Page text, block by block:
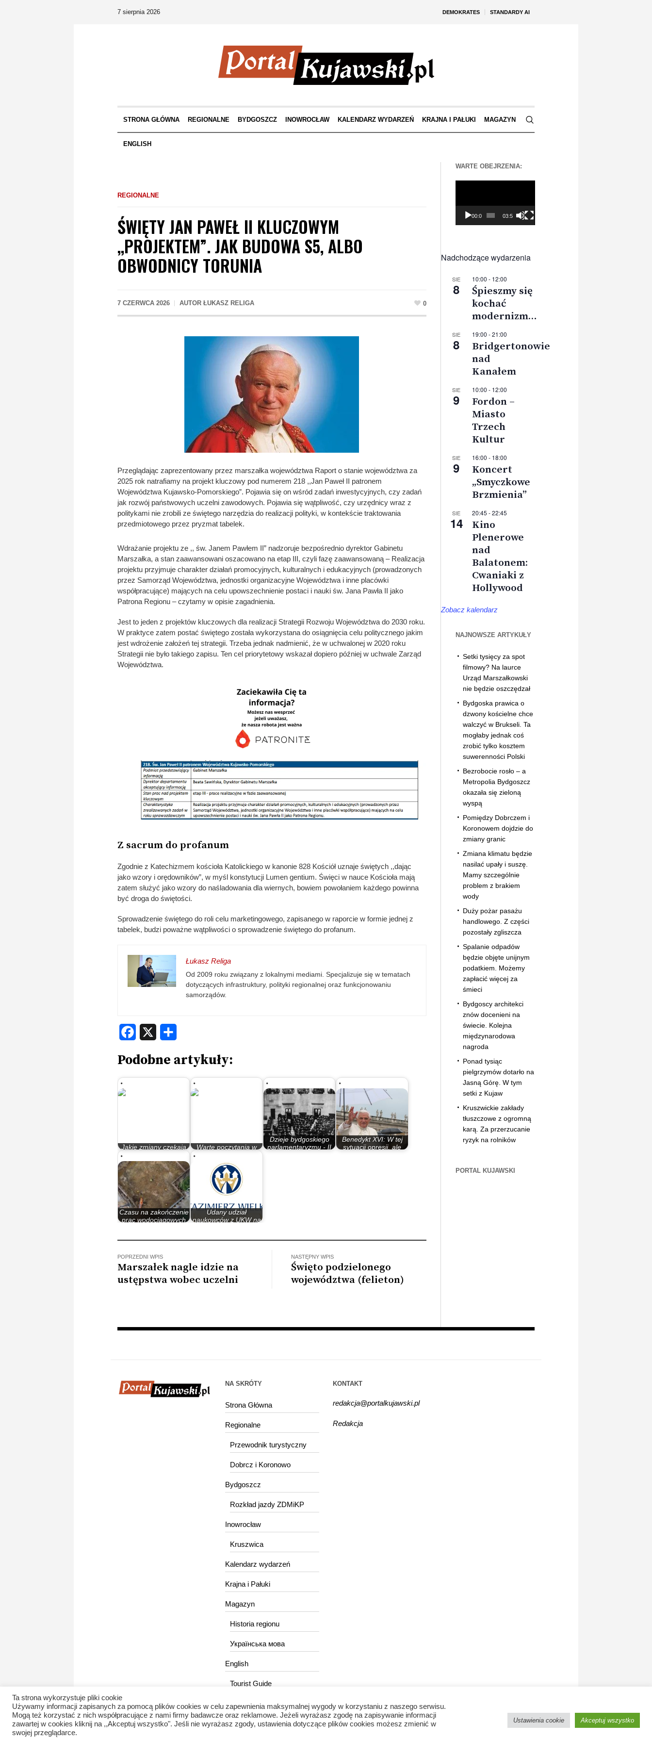
DEMOKRATES STANDARDY AI
7 sierpnia 2026
STRONA GŁÓWNA REGIONALNE BYDGOSZCZ INOWROCŁAW KALENDARZ WYDARZEŃ KRAJNA I PAŁUKI MAGAZYN
ENGLISH
REGIONALNE
ŚWIĘTY JAN PAWEŁ II KLUCZOWYM
,,PROJEKTEM”. JAK BUDOWA S5, ALBO
OBWODNICY TORUNIA
7 CZERWCA 2026 AUTOR ŁUKASZ RELIGA 0
Przeglądając zaprezentowany przez marszałka województwa Raport o stanie województwa za
2025 rok natrafiamy na projekt kluczowy pod numerem 218 ,,Jan Paweł II patronem
Województwa Kujawsko-Pomorskiego”. Pojawia się on wśród zadań inwestycyjnych, czy zadań
jak rozwój państwowych uczelni zawodowych. Pojawia się wątpliwość, czy urzędnicy wraz z
politykami nie zrobili ze świętego narzędzia do realizacji polityki, w kontekście traktowania
przedmiotowego przez pryzmat tabelek.
Wdrażanie projektu ze ,, św. Janem Pawłem II” nadzoruje bezpośrednio dyrektor Gabinetu
Marszałka, a stan zaawansowani oszacowano na etap III, czyli fazę zaawansowaną – Realizacja
projektu przyjmuje charakter działań promocyjnych, kulturalnych i edukacyjnych (prowadzonych
przez Samorząd Województwa, jednostki organizacyjne Województwa i inne placówki
współpracujące) mających na celu upowszechnienie postaci i nauki św. Jana Pawła II jako
Patrona Regionu – czytamy w opisie zagadnienia.
Jest to jeden z projektów kluczowych dla realizacji Strategii Rozwoju Województwa do 2030 roku.
W praktyce zatem postać świętego została wykorzystana do osiągnięcia celu politycznego jakim
jest wdrożenie założeń tej strategii. Trzeba jednak nadmienić, że w uchwalonej w 2020 roku
Strategii nie było takiego zapisu. Ten cel priorytetowy wskazał dopiero później w uchwale Zarząd
Województwa.
Z sacrum do profanum
Zgodnie z Katechizmem kościoła Katolickiego w kanonie 828 Kościół uznaje świętych ,,dając
jako wzory i orędowników”, w myśl konstytucji Lumen gentium. Święci w nauce Kościoła mają
zatem służyć jako wzory do naśladowania dla wiernych, bowiem powołaniem każdego powinna
być droga do świętości.
Sprowadzenie świętego do roli celu marketingowego, zapisanego w raporcie w formie jednej z
tabelek, budzi poważne wątpliwości o sprowadzenie świętego do profanum.
Łukasz Religa
Od 2009 roku związany z lokalnymi mediami. Specjalizuje się w tematach
dotyczących infrastruktury, polityki regionalnej oraz funkcjonowaniu
samorządów.
Facebook
Podobne artykuły:
Jakie zmiany czekają
Warte poczytania w
jubileuszu 1050-lecia
Dzieje bydgoskiego
parlamentaryzmu - II
Benedykt XVI: W tej
sytuacji opresji, ale
Czasu na zakończenie
prac wodociągowych
Udany udział
naukowców z UKW na
POPRZEDNI WPIS
Marszałek nagle idzie na
ustępstwa wobec uczelni
NASTĘPNY WPIS
Święto podzielonego
województwa (felieton)
WARTE OBEJRZENIA:
00:00 03:56
Nadchodzące wydarzenia
SIE
8
10:00 - 12:00
Śpieszmy się
kochać
modernizm…
SIE
8
19:00 -21:00
Bridgertonowie
nad
Kanałem
SIE
9
10:00 - 12:00
Fordon –
Miasto
Trzech
Kultur
SIE
9
16:00 - 18:00
Koncert
„Smyczkowe
Brzmienia”
SIE
14
20:45 -22:45
Kino
Plenerowe
nad
Balatonem:
Cwaniaki z
Hollywood
Zobacz kalendarz
NAJNOWSZE ARTYKUŁY
Setki tysięcy za spot
filmowy? Na laurce
Urząd Marszałkowski
nie będzie oszczędzał
Bydgoska prawica o
dzwony kościelne chce
walczyć w Brukseli. Ta
mogłaby jednak coś
zrobić tylko kosztem
suwerenności Polski
Bezrobocie rosło – a
Metropolia Bydgoszcz
okazała się zieloną
wyspą
Pomiędzy Dobrczem i
Koronowem dojdzie do
zmiany granic
Zmiana klimatu będzie
nasilać upały i suszę.
Mamy szczególnie
problem z brakiem
wody
Duży pożar pasażu
handlowego. Z części
pozostały zgliszcza
Spalanie odpadów
będzie objęte unijnym
podatkiem. Możemy
zapłacić więcej za
śmieci
Bydgoscy architekci
znów docenieni na
świecie. Kolejna
międzynarodowa
nagroda
Ponad tysiąc
pielgrzymów dotarło na
Jasną Górę. W tym
setki z Kujaw
Kruszwickie zakłady
tłuszczowe z ogromną
karą. Za przerzucanie
ryzyk na rolników
PORTAL KUJAWSKI
NA SKRÓTY
Strona Główna
Regionalne
Przewodnik turystyczny
Dobrcz i Koronowo
Bydgoszcz
Rozkład jazdy ZDMiKP
Inowrocław
Kruszwica
Kalendarz wydarzeń
Krajna i Pałuki
Magazyn
Historia regionu
Українська мова
English
Tourist Guide
KONTAKT
redakcja@portalkujawski.pl
Redakcja
Ta strona wykorzystuje pliki cookie
Używamy informacji zapisanych za pomocą plików cookies w celu zapewnienia maksymalnej wygody w korzystaniu z naszego serwisu.
Mogą też korzystać z nich współpracujące z nami firmy badawcze oraz reklamowe. Jeżeli wyrażasz zgodę na zapisywanie informacji
zawartej w cookies kliknij na ,,Akceptuj wszystko". Jeśli nie wyrażasz zgody, ustawienia dotyczące plików cookies możesz zmienić w
swojej przeglądarce.
Ustawienia cookie Akceptuj wszystko